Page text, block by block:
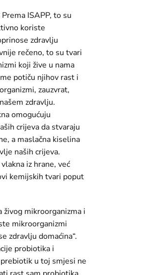
Prema ISAPP, to su
koriste
zdravlju
rečeno, to su tvari
koji žive u nama
potiču njihov rast i
zauzvrat,
zdravlju.
omogućuju
crijeva da stvaraju
a maslačna kiselina
naših crijeva.
iz hrane, već
kemijskih tvari poput
živog mikroorganizma i
mikroorganizmi
zdravlju domaćina“.
probiotika i
u toj smjesi ne